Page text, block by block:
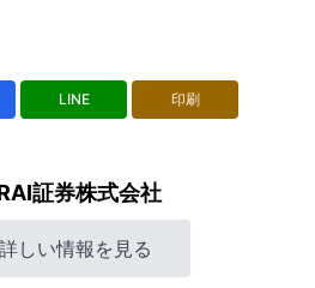
LINE 印刷
証券株式会社
しい情報を見る